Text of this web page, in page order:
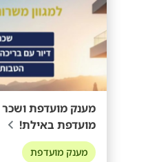
מענק מועדפת
מועדפת באילת!
מענק מועדפת